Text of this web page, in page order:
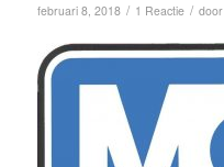
februari 8, 2018 / 1 Reactie / door